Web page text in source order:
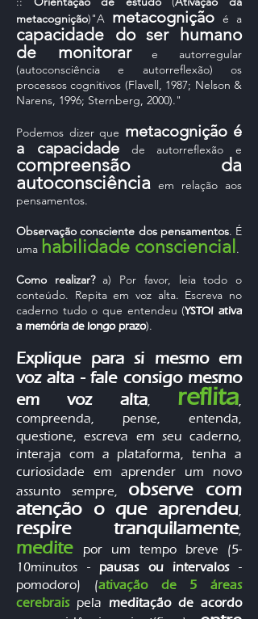
metacognição)"A metacognição é a
capacidade do ser humano
de monitorare autorregular
(autoconsciência e autorreflexão) os
processos cognitivos (Flavell, 1987; Nelson &
Narens, 1996; Sternberg, 2000)."
Podemos dizer que metacognição é
a capacidadede autorreflexão e
compreensão da
autoconsciência em relação aos
pensamentos.
Observação consciente dos pensamentos. É
uma habilidade consciencial .
Como realizar?a) Por favor, leia todo o
conteúdo. Repita em voz alta. Escreva no
caderno tudo o que entendeu (YSTO! ativa
a memória de longo prazo).
Explique para si mesmo em
voz alta - fale consigo mesmo
em voz alta, reflita,
compreenda, pense, entenda,
questione, escreva em seu caderno,
interaja com a plataforma, tenha a
curiosidade em aprender um novo
assunto sempre, observe com
atenção o que aprendeu,
respire tranquilamente,
medite
por um tempo breve (5-
10minutos - pausas ou intervalos-
pomodoro) (ativação de 5 áreas
cerebraispela meditação de acordo